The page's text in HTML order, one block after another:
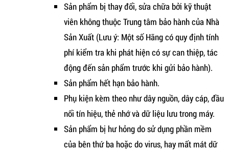
Sản phẩm bị thay đổi, sửa chữa bởi kỹ thuật
viên không thuộc Trung tâm bảo hành của Nhà
Sản Xuất (Lưu ý: Một số Hãng có quy định tính
phí kiểm tra khi phát hiện có sự can thiệp, tác
động đến sản phẩm trước khi gửi bảo hành).
Sản phẩm hết hạn bảo hành.
Phụ kiện kèm theo như dây nguồn, dây cáp, đầu
nối tín hiệu, thẻ nhớ và dữ liệu lưu trong máy.
Sản phẩm bị hư hỏng do sử dụng phần mềm
của bên thứ ba hoặc do virus, hay mất mát dữ